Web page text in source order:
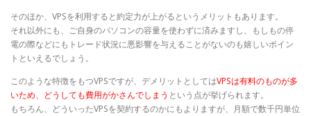
そのほか、VPSを利用すると約定力が上がるというメリットもあります。
それ以外にも、ご自身のパソコンの容量を使わずに済みますし、もしもの停
電の際などにもトレード状況に悪影響を与えることがないのも嬉しいポイン
トといえるでしょう。
このような特徴をもつVPSですが、デメリットとしてはVPSは有料のものが多
いため、どうしても費用がかさんでしまう という点が挙げられます。
もちろん、どういったVPSを契約するのかにもよりますが、月額で数千円単位